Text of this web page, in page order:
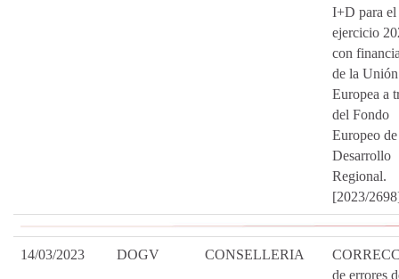
I+D para el
ejercicio
con
de la Unión
Europea a
del Fondo
Europeo de
Desarrollo
Regional.
[2023/
14/03/2023 DOGV CONSELLERIA
de errores